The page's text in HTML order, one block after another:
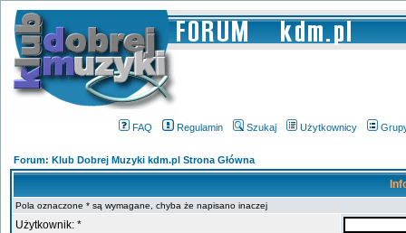
FAQ Regulamin Szukaj Użytkownicy
Forum: Klub Dobrej Muzyki kdm.pl Strona Główna
Pola oznaczone * są wymagane, chyba że napisano inaczej
Użytkownik: *